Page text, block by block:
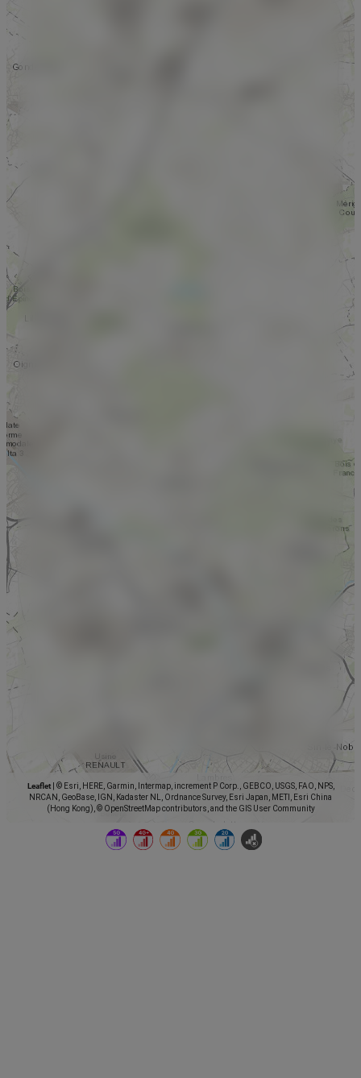
Leaflet
© Esri, HERE, Garmin, Intermap, increment P Corp., GEBCO, USGS, FAO, NPS,
NRCAN, GeoBase, IGN, Kadaster NL, Ordnance Survey, Esri Japan, METI, Esri China
(Hong Kong), © OpenStreetMap contributors, and the GIS User Community